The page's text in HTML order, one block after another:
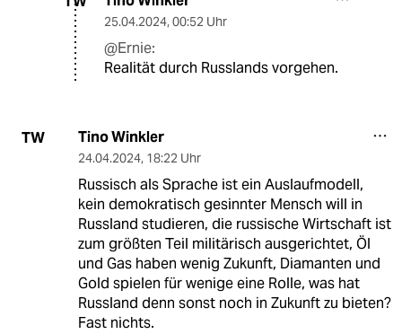
25.04.2024, 00:52 Uhr
@Ernie:
Realität durch Russlands vorgehen.
TW Tino Winkler
24.04.2024, 18:22 Uhr
Russisch als Sprache ist ein Auslaufmodell,
kein demokratisch gesinnter Mensch will in
Russland studieren, die russische Wirtschaft ist
zum größten Teil militärisch ausgerichtet, Öl
und Gas haben wenig Zukunft, Diamanten und
Gold spielen für wenige eine Rolle, was hat
Russland denn sonst noch in Zukunft zu bieten?
Fast nichts.